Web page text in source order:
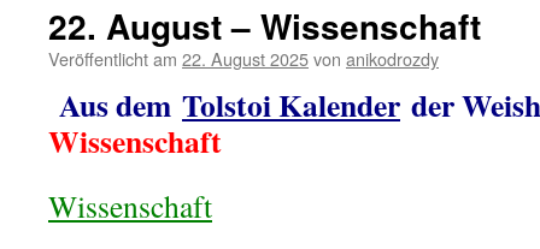
22. August – Wissenschaft
Veröffentlicht am 22. August 2025von anikodrozdy
Aus dem Tolstoi Kalender der
Wissenschaft
Wissenschaft